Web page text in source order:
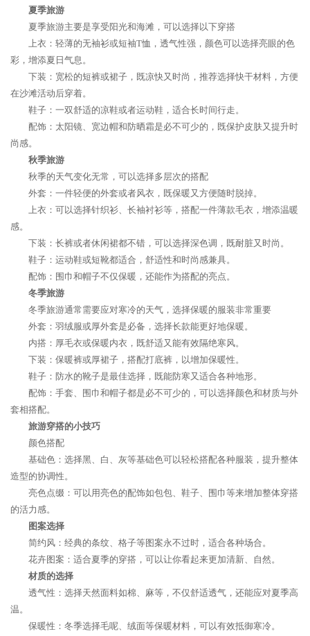
夏季旅游
夏季旅游主要是享受阳光和海滩，可以选择以下穿搭
上衣：轻薄的无袖衫或短袖T恤，透气性强，颜色可以选择亮眼的色
彩，增添夏日气息。
下装：宽松的短裤或裙子，既凉快又时尚，推荐选择快干材料，方便
在沙滩活动后穿着。
鞋子：一双舒适的凉鞋或者运动鞋，适合长时间行走。
配饰：太阳镜、宽边帽和防晒霜是必不可少的，既保护皮肤又提升时
尚感。
秋季旅游
秋季的天气变化无常，可以选择多层次的搭配
外套：一件轻便的外套或者风衣，既保暖又方便随时脱掉。
上衣：可以选择针织衫、长袖衬衫等，搭配一件薄款毛衣，增添温暖
感。
下装：长裤或者休闲裙都不错，可以选择深色调，既耐脏又时尚。
鞋子：运动鞋或短靴都适合，舒适性和时尚感兼具。
配饰：围巾和帽子不仅保暖，还能作为搭配的亮点。
冬季旅游
冬季旅游通常需要应对寒冷的天气，选择保暖的服装非常重要
外套：羽绒服或厚外套是必备，选择长款能更好地保暖。
内搭：厚毛衣或保暖内衣，既舒适又能有效隔绝寒风。
下装：保暖裤或厚裙子，搭配打底裤，以增加保暖性。
鞋子：防水的靴子是最佳选择，既能防寒又适合各种地形。
配饰：手套、围巾和帽子都是必不可少的，可以选择颜色和材质与外
套相搭配。
旅游穿搭的小技巧
颜色搭配
基础色：选择黑、白、灰等基础色可以轻松搭配各种服装，提升整体
造型的协调性。
亮色点缀：可以用亮色的配饰如包包、鞋子、围巾等来增加整体穿搭
的活力感。
图案选择
简约风：经典的条纹、格子等图案永不过时，适合各种场合。
花卉图案：适合夏季的穿搭，可以让你看起来更加清新、自然。
材质的选择
透气性：选择天然面料如棉、麻等，不仅舒适透气，还能应对夏季高
温。
保暖性：冬季选择毛呢、绒面等保暖材料，可以有效抵御寒冷。